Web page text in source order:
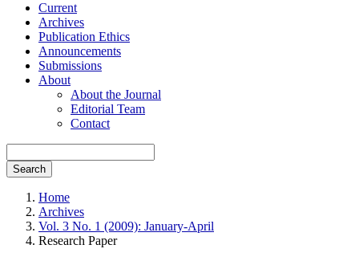
Current
Archives
Publication Ethics
Announcements
Submissions
About
About the Journal
Editorial Team
Contact
Search
Home
Archives
Vol. 3 No. 1 (2009): January-April
Research Paper